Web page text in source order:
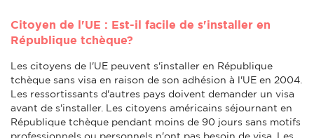
Citoyen de l'UE : Est-il facile de s'installer en
République tchèque?
Les citoyens de l'UE peuvent s'installer en République
tchèque sans visa en raison de son adhésion à l'UE en 2004.
Les ressortissants d'autres pays doivent demander un visa
avant de s'installer. Les citoyens américains séjournant en
République tchèque pendant moins de 90 jours sans motifs
professionnels ou personnels n'ont pas besoin de visa. Les